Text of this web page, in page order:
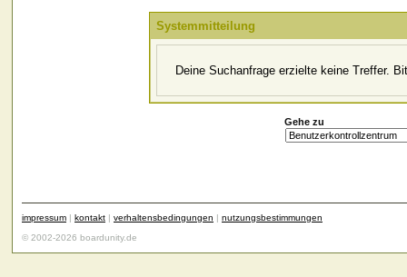
Systemmitteilung
Deine Suchanfrage erzielte keine Treffer.
Gehe zu
impressum | kontakt | verhaltensbedingungen | nutzungsbestimmungen
© 2002-2026 boardunity.de